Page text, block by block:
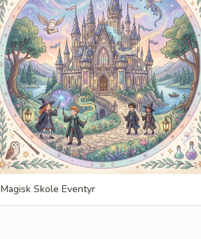
Magisk Skole Eventyr